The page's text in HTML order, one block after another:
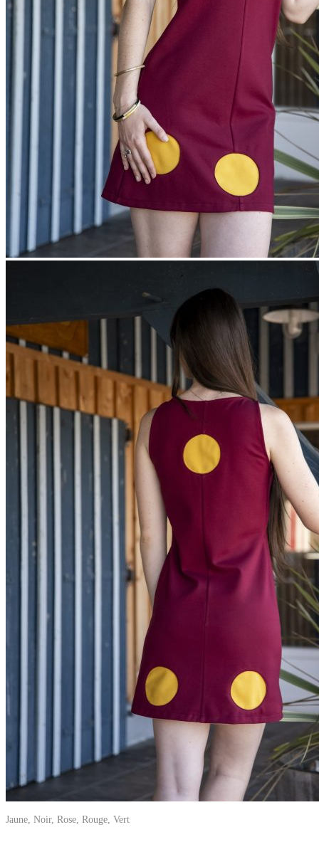
Jaune, Noir, Rose, Rouge, Vert